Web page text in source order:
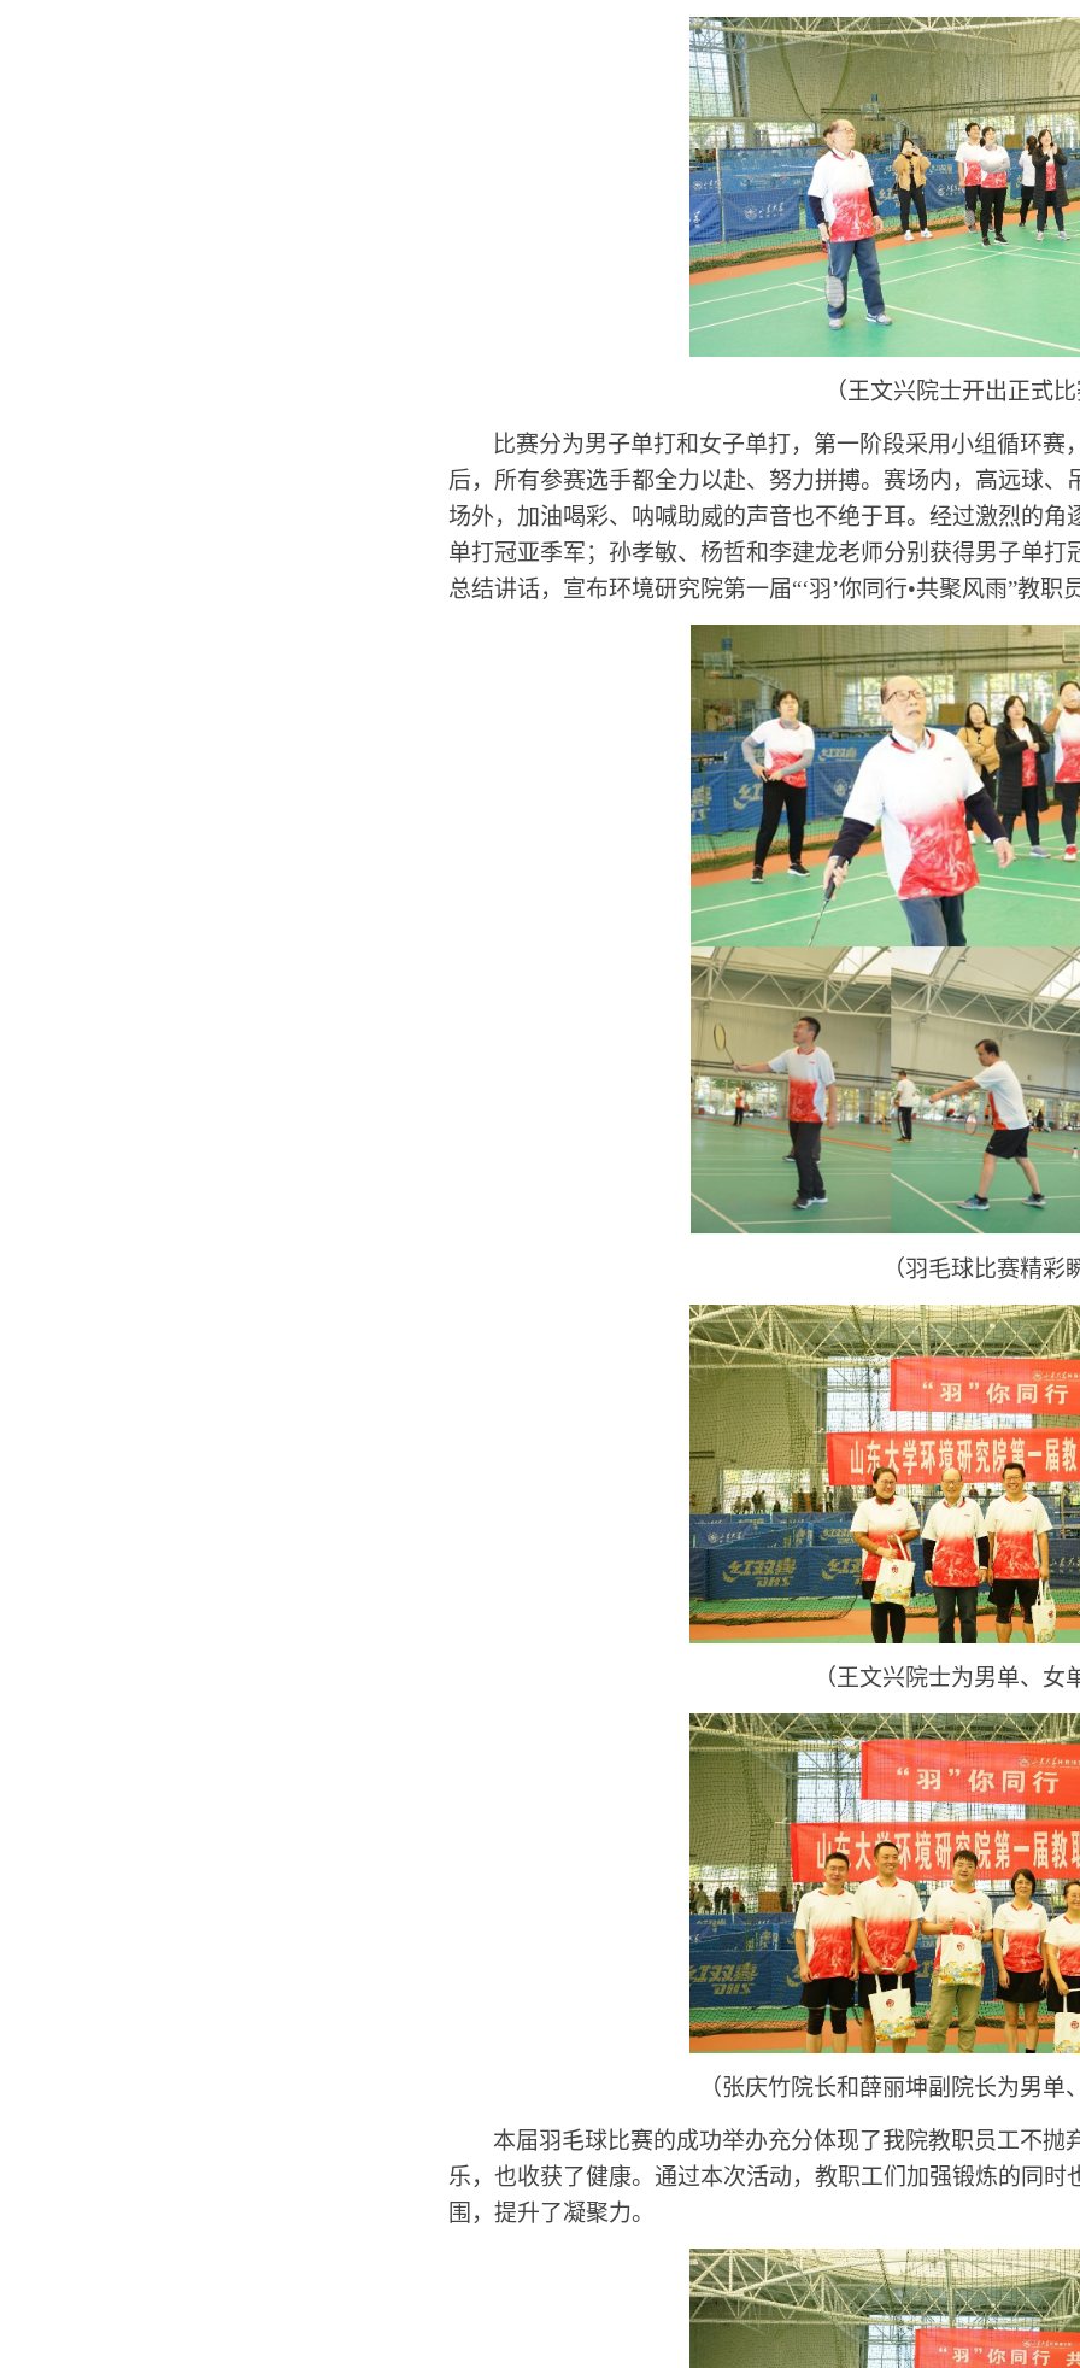
（王文兴院士开出正式
比赛分为男子单打和女子单打，第一阶段采用小组循环
后，所有参赛选手都全力以赴、努力拼搏。赛场内，高远球
场外，加油喝彩、呐喊助威的声音也不绝于耳。经过激烈的
单打冠亚季军；孙孝敏、杨哲和李建龙老师分别获得男子单
总结讲话，宣布环境研究院第一届“‘羽’你同行•共聚风雨”教职
（羽毛球比赛精彩
（王文兴院士为男单、女
（张庆竹院长和薛丽坤副院长为男
本届羽毛球比赛的成功举办充分体现了我院教职员工不
乐，也收获了健康。通过本次活动，教职工们加强锻炼的同
围，提升了凝聚力。